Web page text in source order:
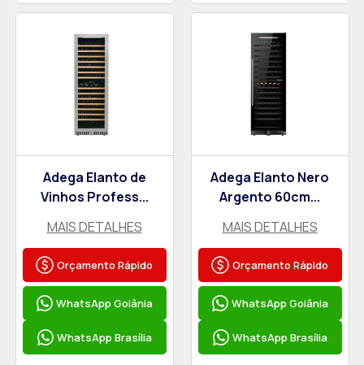
Adega Elanto de
Vinhos Profess...
MAIS DETALHES
Orçamento Rápido
WhatsApp Goiânia
WhatsApp Brasília
Adega Elanto Nero
Argento 60cm...
MAIS DETALHES
Orçamento Rápido
WhatsApp Goiânia
WhatsApp Brasília